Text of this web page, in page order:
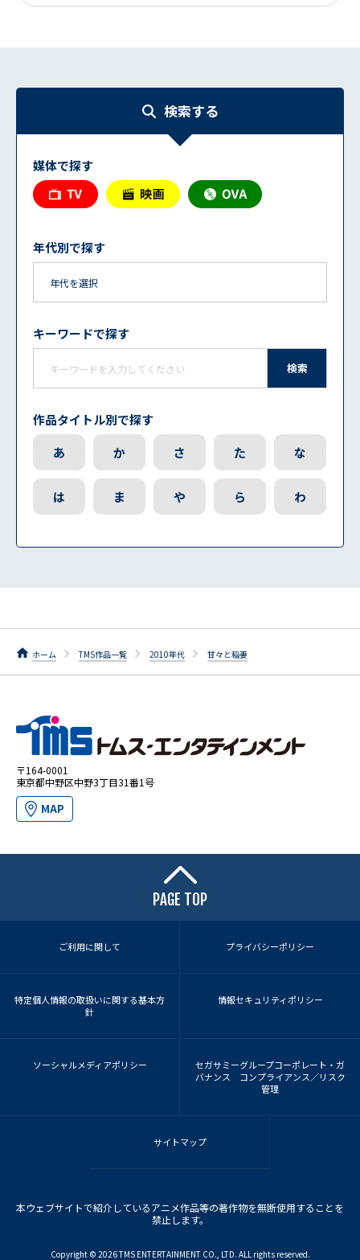
検索する
媒体で探す
年代別で探す
キーワードで探す
検索
作品タイトル別で探す
あ
か さ た な
は ま や ら わ
ホーム TMS作品一覧 2010年代 甘々と稲妻
〒164-0001
東京都中野区中野3丁目31番1号
MAP
PAGE TOP
ご利用に関して プライバシーポリシー
特定個人情報の取扱いに関する基本方
針
情報セキュリティポリシー
ソーシャルメディアポリシー
セガサミーグループコーポレート・ガ
バナンス コンプライアンス／リスク
管理
サイトマップ
本ウェブサイトで紹介しているアニメ作品等の著作物を無断使用することを
禁止します。
Copyright ©︎ 2026 TMS ENTERTAINMENT CO., LTD. ALL rights reserved.